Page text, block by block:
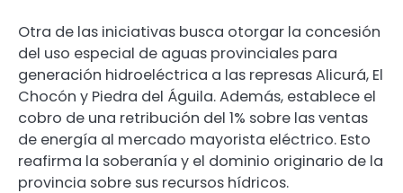
Otra de las iniciativas busca otorgar la concesión
del uso especial de aguas provinciales para
generación hidroeléctrica a las represas Alicurá, El
Chocón y Piedra del Águila. Además, establece el
cobro de una retribución del 1% sobre las ventas
de energía al mercado mayorista eléctrico. Esto
reafirma la soberanía y el dominio originario de la
provincia sobre sus recursos hídricos.